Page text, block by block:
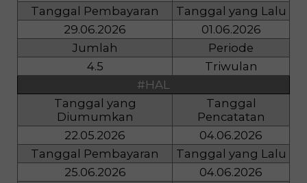
Tanggal Pembayaran
Tanggal yang Lalu
29.06.2026
01.06.2026
Jumlah
Periode
4.5
Triwulan
#HAL
Tanggal yang
Diumumkan
Tanggal
Pencatatan
22.05.2026
04.06.2026
Tanggal Pembayaran
Tanggal yang Lalu
25.06.2026
04.06.2026